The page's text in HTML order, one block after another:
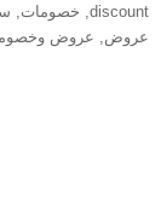
الوسوم
discount
, خصومات,
عروض, عروض